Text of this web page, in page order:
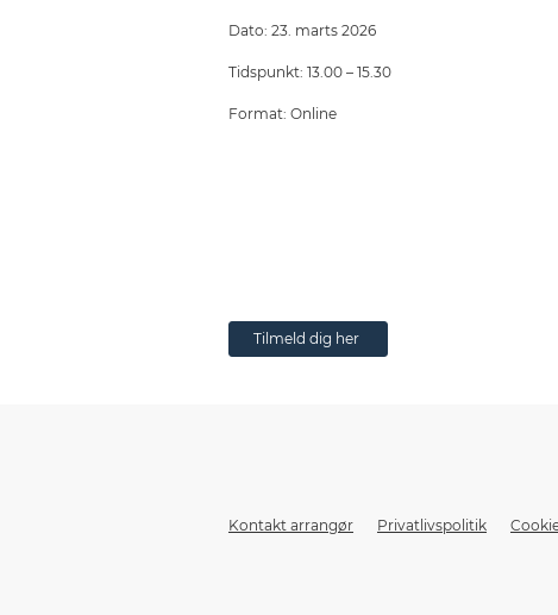
Dato: 23. marts 2026
Tidspunkt: 13.00 – 15.30
Format: Online
Tilmeld dig her
Kontakt arrangør Privatlivspolitik